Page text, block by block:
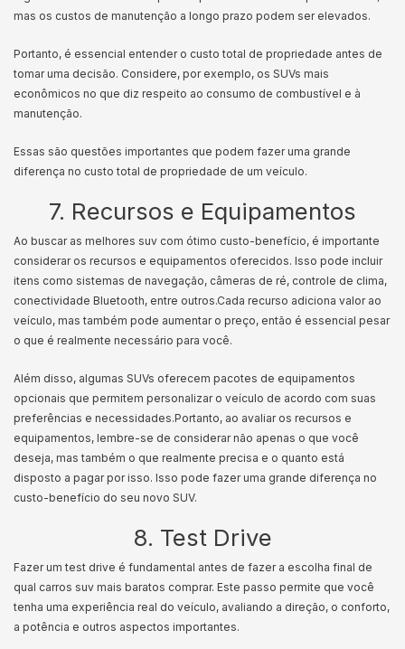
mas os custos de manutenção a longo prazo podem ser elevados.
Portanto, é essencial entender o custo total de propriedade antes de
tomar uma decisão. Considere, por exemplo, os SUVs mais
econômicos no que diz respeito ao consumo de combustível e à
manutenção.
Essas são questões importantes que podem fazer uma grande
diferença no custo total de propriedade de um veículo.
7. Recursos e Equipamentos
Ao buscar as melhores suv com ótimo custo-benefício, é importante
considerar os recursos e equipamentos oferecidos. Isso pode incluir
itens como sistemas de navegação, câmeras de ré, controle de clima,
conectividade Bluetooth, entre outros.Cada recurso adiciona valor ao
veículo, mas também pode aumentar o preço, então é essencial pesar
o que é realmente necessário para você.
Além disso, algumas SUVs oferecem pacotes de equipamentos
opcionais que permitem personalizar o veículo de acordo com suas
preferências e necessidades.Portanto, ao avaliar os recursos e
equipamentos, lembre-se de considerar não apenas o que você
deseja, mas também o que realmente precisa e o quanto está
disposto a pagar por isso. Isso pode fazer uma grande diferença no
custo-benefício do seu novo SUV.
8. Test Drive
Fazer um test drive é fundamental antes de fazer a escolha final de
qual carros suv mais baratos comprar. Este passo permite que você
tenha uma experiência real do veículo, avaliando a direção, o conforto,
a potência e outros aspectos importantes.